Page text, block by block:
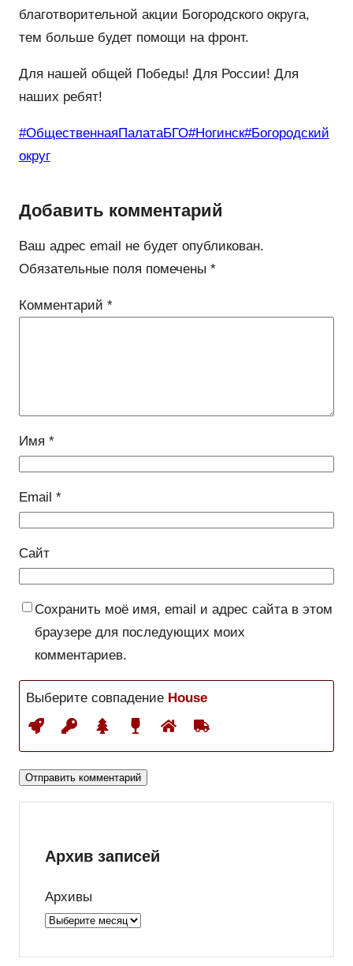
благотворительной акции Богородского округа,
тем больше будет помощи на фронт.
Для нашей общей Победы! Для России! Для
наших ребят!
#ОбщественнаяПалатаБГО#Ногинск#Богородский
округ
Добавить комментарий
Ваш адрес email не будет опубликован.
Обязательные поля помечены *
Комментарий *
Имя *
Email *
Сайт
Сохранить моё имя, email и адрес сайта в этом
браузере для последующих моих
комментариев.
Выберите совпадение House
Архив записей
Архивы